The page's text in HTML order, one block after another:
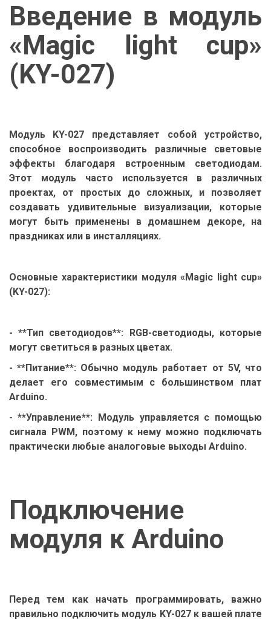
Введение в модуль
«Magic light cup»
(KY-027)
Модуль KY-027 представляет собой устройство,
способное воспроизводить различные световые
эффекты благодаря встроенным светодиодам.
Этот модуль часто используется в различных
проектах, от простых до сложных, и позволяет
создавать удивительные визуализации, которые
могут быть применены в домашнем декоре, на
праздниках или в инсталляциях.
Основные характеристики модуля «Magic light cup»
(KY-027):
- **Тип светодиодов**: RGB-светодиоды, которые
могут светиться в разных цветах.
- **Питание**: Обычно модуль работает от 5V, что
делает его совместимым с большинством плат
Arduino.
- **Управление**: Модуль управляется с помощью
сигнала PWM, поэтому к нему можно подключать
практически любые аналоговые выходы Arduino.
Подключение
модуля к Arduino
Перед тем как начать программировать, важно
правильно подключить модуль KY-027 к вашей плате